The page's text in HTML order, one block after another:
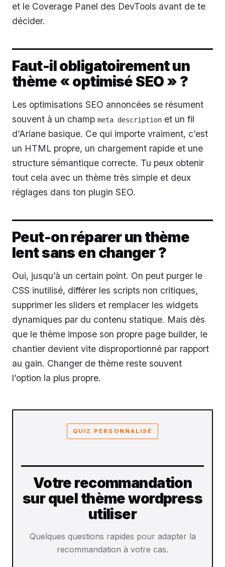
et le Coverage Panel des DevTools avant de te
décider.
Faut-il obligatoirement un
thème « optimisé SEO » ?
Les optimisations SEO annoncées se résument
souvent à un champ meta description et un fil
d’Ariane basique. Ce qui importe vraiment, c’est
un HTML propre, un chargement rapide et une
structure sémantique correcte. Tu peux obtenir
tout cela avec un thème très simple et deux
réglages dans ton plugin SEO.
Peut-on réparer un thème
lent sans en changer ?
Oui, jusqu’à un certain point. On peut purger le
CSS inutilisé, différer les scripts non critiques,
supprimer les sliders et remplacer les widgets
dynamiques par du contenu statique. Mais dès
que le thème impose son propre page builder, le
chantier devient vite disproportionné par rapport
au gain. Changer de thème reste souvent
l’option la plus propre.
QUIZ PERSONNALISÉ
Votre recommandation
sur quel thème wordpress
utiliser
Quelques questions rapides pour adapter la
recommandation à votre cas.